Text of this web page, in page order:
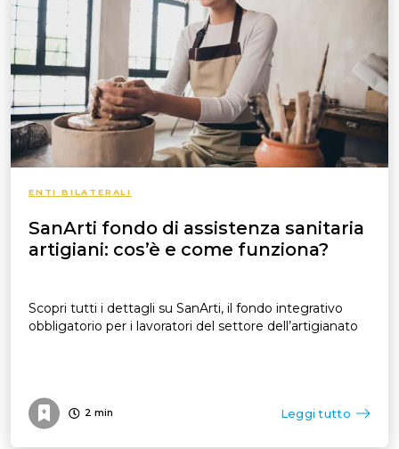
ENTI BILATERALI
SanArti fondo di assistenza sanitaria
artigiani: cos’è e come funziona?
Scopri tutti i dettagli su SanArti, il fondo integrativo
obbligatorio per i lavoratori del settore dell’artigianato
2 min Leggi tutto